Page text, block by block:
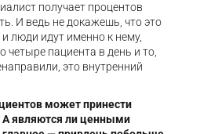
получает процентов
И ведь не докажешь, что это
люди идут именно к нему,
пациента в день и то,
это внутренний
может принести
являются ли ценными